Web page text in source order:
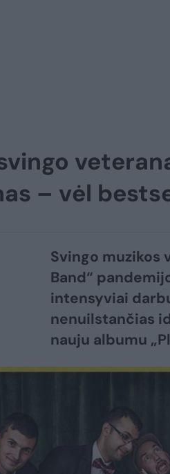
– vėl
Svingo muzikos
Band“
intensyviai
nenuilstančias
nauju albumu